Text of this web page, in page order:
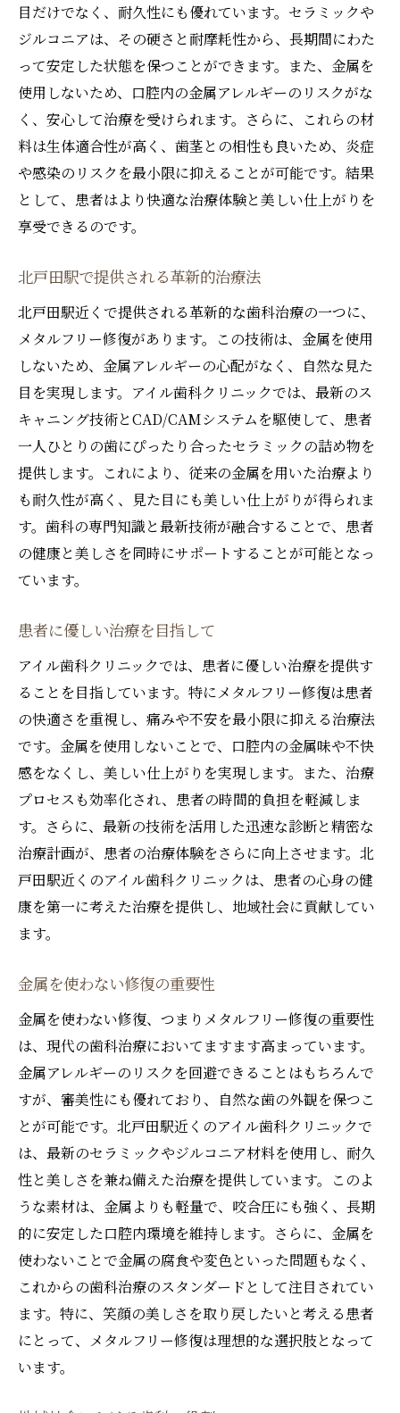
金属アレルギーの心配無用北戸田駅で安心の歯
科治療を
アレルギーリスクの軽減事例
患者の安心を第一に考えた治療
安全な治療環境の整備
治療前のカウンセリングの重要性
患者満足度を高める取り組み
地域住民の健康をサポート
リー修復
標準化された治療プロセス
専門医たちの連携の取り組み
患者のニーズに応える治療法
技術革新がもたらす治療の質向上
患者教育を通じた健康維持
メタルフリー治療の未来展望
北戸田駅で選ばれる理由最先端のメタルフリー
歯科治療
地域での信頼と実績
患者一人ひとりへの配慮
持続可能な治療の提供
歯科治療の未来を切り開く
自然な美しさを実現する歯科メタルフリー修復
のメリット
本来の笑顔を取り戻す
歯科医が語るメタルフリーの強み
メタルフリーがもたらす心理的効果
審美性と機能性の両立
持続的な口腔内健康の維持
精密診断から始まる北戸田駅での革新的な歯科
先進技術を駆使した診断方法
治療の成功を支えるデジタル技術
患者参加型の治療プラン作成
長期的な健康を見据えた治療
治療の透明性と患者との信頼関係
未来を見据えた歯科治療の展望
目だけでなく、耐久性にも優れています。セラミックや
ジルコニアは、その硬さと耐摩耗性から、長期間にわた
って安定した状態を保つことができます。また、金属を
使用しないため、口腔内の金属アレルギーのリスクがな
く、安心して治療を受けられます。さらに、これらの材
料は生体適合性が高く、歯茎との相性も良いため、炎症
や感染のリスクを最小限に抑えることが可能です。結果
として、患者はより快適な治療体験と美しい仕上がりを
享受できるのです。
北戸田駅で提供される革新的治療法
北戸田駅近くで提供される革新的な歯科治療の一つに、
メタルフリー修復があります。この技術は、金属を使用
しないため、金属アレルギーの心配がなく、自然な見た
目を実現します。アイル歯科クリニックでは、最新のス
キャニング技術とCAD/CAMシステムを駆使して、患者
一人ひとりの歯にぴったり合ったセラミックの詰め物を
提供します。これにより、従来の金属を用いた治療より
も耐久性が高く、見た目にも美しい仕上がりが得られま
す。歯科の専門知識と最新技術が融合することで、患者
の健康と美しさを同時にサポートすることが可能となっ
ています。
患者に優しい治療を目指して
アイル歯科クリニックでは、患者に優しい治療を提供す
ることを目指しています。特にメタルフリー修復は患者
の快適さを重視し、痛みや不安を最小限に抑える治療法
です。金属を使用しないことで、口腔内の金属味や不快
感をなくし、美しい仕上がりを実現します。また、治療
プロセスも効率化され、患者の時間的負担を軽減しま
す。さらに、最新の技術を活用した迅速な診断と精密な
治療計画が、患者の治療体験をさらに向上させます。北
戸田駅近くのアイル歯科クリニックは、患者の心身の健
康を第一に考えた治療を提供し、地域社会に貢献してい
ます。
金属を使わない修復の重要性
金属を使わない修復、つまりメタルフリー修復の重要性
は、現代の歯科治療においてますます高まっています。
金属アレルギーのリスクを回避できることはもちろんで
すが、審美性にも優れており、自然な歯の外観を保つこ
とが可能です。北戸田駅近くのアイル歯科クリニックで
は、最新のセラミックやジルコニア材料を使用し、耐久
性と美しさを兼ね備えた治療を提供しています。このよ
うな素材は、金属よりも軽量で、咬合圧にも強く、長期
的に安定した口腔内環境を維持します。さらに、金属を
使わないことで金属の腐食や変色といった問題もなく、
これからの歯科治療のスタンダードとして注目されてい
ます。特に、笑顔の美しさを取り戻したいと考える患者
にとって、メタルフリー修復は理想的な選択肢となって
います。